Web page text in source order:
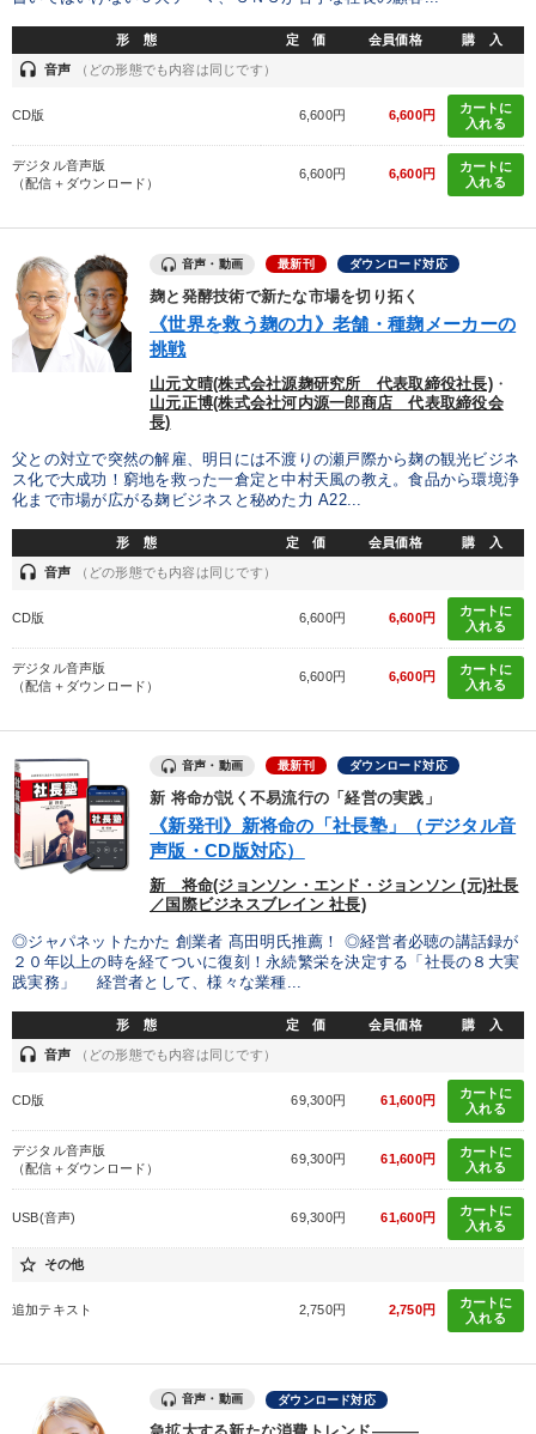
成功哲学・人間学 社員が自律的に動き出す組織づくり
2026年夏季全国経営者セミナー収録講演ＣＤ・講演ＤＶＤ・デジ
タル版（音声／動画ストリーミング・ダウンロード）
最新トレンドと時代の潮流を押さえる 営業・社員研修
【3月】音声・映像
最新刊・戦略参謀ChatGPT実戦法と中小企業のDXと講話ご案内
資産戦略
2026年春季全国経営者セミナー収録講演ＣＤ・講演ＤＶＤ・デジ
タル版（音声／動画ストリーミング・ダウンロード）
2025年春季全国経営者セミナー収録講演ＣＤ・講演ＤＶＤ・デジ
タル版（音声／動画ストリーミング・ダウンロード）
経営を改善したい
キーワード
繁盛 女性経営者 新技術
※「更新」を押すと「カテゴリー」「目的別」「キーワード」を更新いただけます。
local_offer タグから探す refresh 更新する
すべての音声・動画（全2077タイトル）からお探しいただけます
タグ・キーワード
ドラッカー
入門篇 FCビジネス 海外の成功事例 会社を守る
中村天風 多角化・新規事業 上場企業
人事戦略 営業 理念・パーパス 商品開発
形 態 定 価 会員価格 購 入
headset 音声 （どの形態でも内容は同じです）
CD版 6,600円 6,600円
カートに
入れる
デジタル音声版
（配信＋ダウンロード）
6,600円 6,600円
カートに
入れる
音声・動画 最新刊 ダウンロード対応
麹と発酵技術で新たな市場を切り拓く
《世界を救う麹の力》老舗・種麹メーカーの
挑戦
山元文晴(株式会社源麹研究所 代表取締役社長)・
山元正博(株式会社河内源一郎商店 代表取締役会
長)
父との対立で突然の解雇、明日には不渡りの瀬戸際から麹の観光ビジネ
ス化で大成功！窮地を救った一倉定と中村天風の教え。食品から環境浄
化まで市場が広がる麹ビジネスと秘めた力 A22...
形 態 定 価 会員価格 購 入
headset 音声 （どの形態でも内容は同じです）
CD版 6,600円 6,600円
カートに
入れる
デジタル音声版
（配信＋ダウンロード）
6,600円 6,600円
カートに
入れる
音声・動画 最新刊 ダウンロード対応
新 将命が説く不易流行の「経営の実践」
《新発刊》新将命の「社長塾」（デジタル音
声版・CD版対応）
新 将命(ジョンソン・エンド・ジョンソン (元)社長
／国際ビジネスブレイン 社長)
◎ジャパネットたかた 創業者 髙田明氏推薦！ ◎経営者必聴の講話録が
２０年以上の時を経てついに復刻！永続繁栄を決定する「社長の８大実
践実務」 経営者として、様々な業種...
形 態 定 価 会員価格 購 入
headset 音声 （どの形態でも内容は同じです）
CD版 69,300円 61,600円
カートに
入れる
デジタル音声版
（配信＋ダウンロード）
69,300円 61,600円
カートに
入れる
USB(音声) 69,300円 61,600円
カートに
入れる
star_border その他
追加テキスト 2,750円 2,750円
カートに
入れる
音声・動画 ダウンロード対応